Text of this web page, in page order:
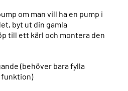
om man vill ha en pump i
byt ut din gamla
till ett kärl och montera den
(behöver bara fylla
funktion)